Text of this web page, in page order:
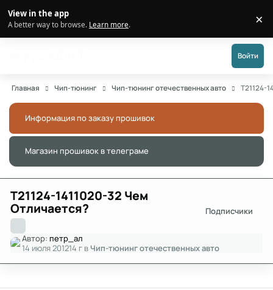
View in the app
A better way to browse. Learn more. ×
Войти
Главная Чип-тюнинг Чип-тюнинг отечественных авто T21124-
Информация по заказу прошивок
Магазин прошивок в телеграме
T21124-1411020-32 Чем
Отличается? Подписчики
Автор: петр_ал
14 июля 201214 г в Чип-тюнинг отечественных авто